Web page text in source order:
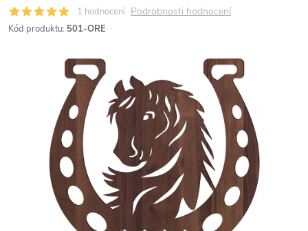
1 hodnocení Podrobnosti hodnocení
Kód produktu: 501-ORE